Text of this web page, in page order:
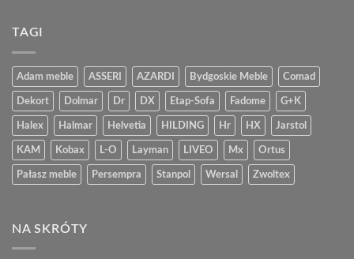
TAGI
Adam meble ASSERI AZARDI Bydgoskie Meble Comad
Dekort Dolmar Dr DX Etap-Sofa Fadome G+K
Halex Halmar Helvetia HILDING Hr HX Jarstol
KAM Kobax L-O Layman LIVEO Mx Ortus
Pałasz meble Persempra Stanpol Wersal Zwoltex
NA SKRÓTY